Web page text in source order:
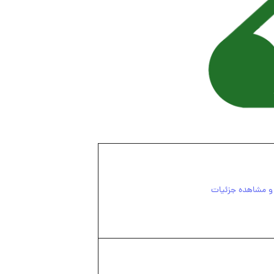
و مشاهده جزئیات